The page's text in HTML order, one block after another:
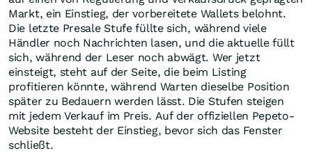
Markt, ein Einstieg, der vorbereitete Wallets belohnt.
Die letzte Presale Stufe füllte sich, während viele
Händler noch Nachrichten lasen, und die aktuelle füllt
sich, während der Leser noch abwägt. Wer jetzt
einsteigt, steht auf der Seite, die beim Listing
profitieren könnte, während Warten dieselbe Position
später zu Bedauern werden lässt. Die Stufen steigen
mit jedem Verkauf im Preis. Auf der offiziellen Pepeto-
Website besteht der Einstieg, bevor sich das Fenster
schließt.